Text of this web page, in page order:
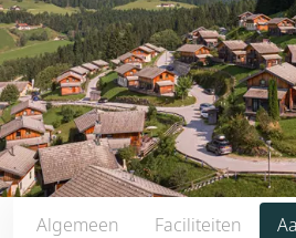
Algemeen Faciliteiten